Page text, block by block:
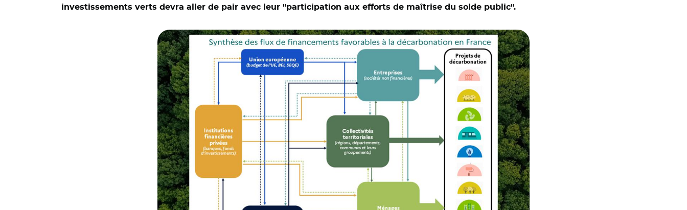
investissements verts devra aller de pair avec leur "participation aux efforts de maîtrise du solde public".